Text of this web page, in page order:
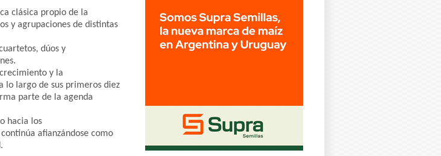
clásica propio de la
y agrupaciones de distintas
dúos y
y la
lo largo de sus primeros diez
parte de la agenda
hacia los
afianzándose como